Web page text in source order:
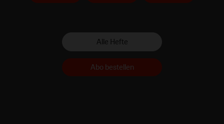
Alle Hefte
Abo bestellen